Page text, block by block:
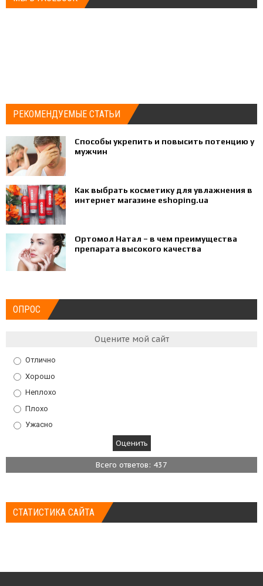
РЕКОМЕНДУЕМЫЕ СТАТЬИ
Способы укрепить и повысить потенцию у
мужчин
Как выбрать косметику для увлажнения в
интернет магазине eshoping.ua
Ортомол Натал – в чем преимущества
препарата высокого качества
ОПРОС
Оцените мой сайт
Отлично
Хорошо
Неплохо
Плохо
Ужасно
Всего ответов: 437
СТАТИСТИКА САЙТА